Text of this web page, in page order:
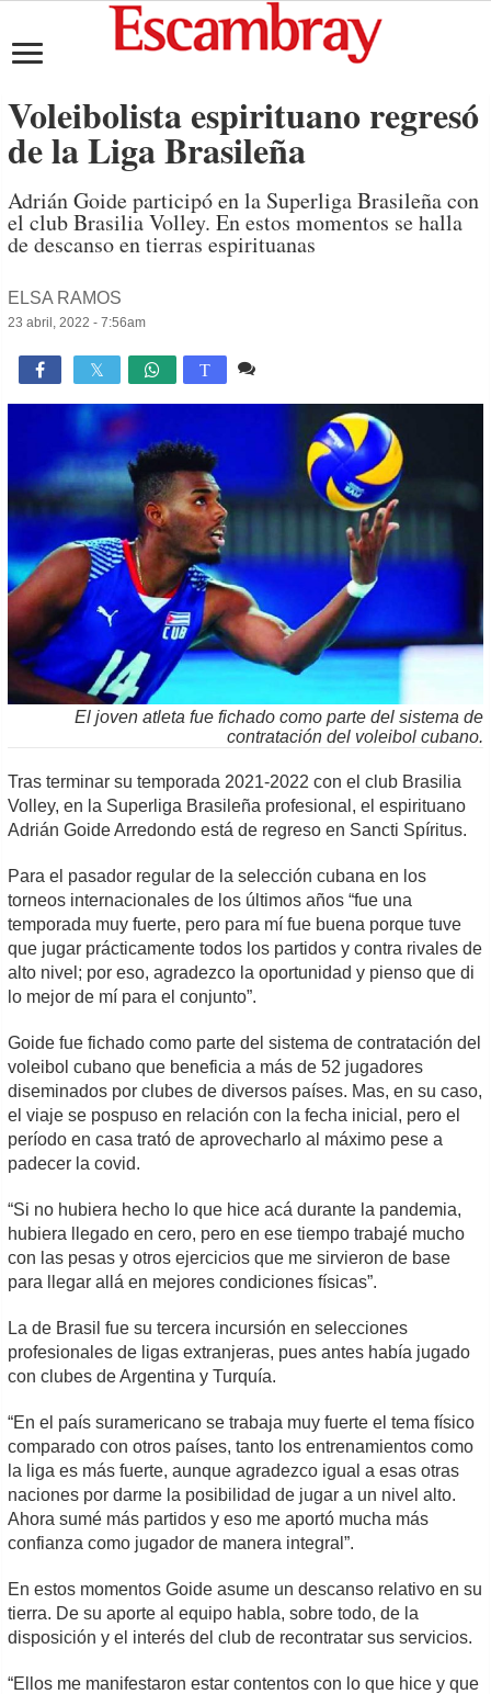
Voleibolista espirituano regresó
de la Liga Brasileña
Adrián Goide participó en la Superliga Brasileña con
el club Brasilia Volley. En estos momentos se halla
de descanso en tierras espirituanas
ELSA RAMOS
23 abril, 2022 - 7:56am
 T
El joven atleta fue fichado como parte del sistema de
contratación del voleibol cubano.
Tras terminar su temporada 2021-2022 con el club Brasilia
Volley, en la Superliga Brasileña profesional, el espirituano
Adrián Goide Arredondo está de regreso en Sancti Spíritus.
Para el pasador regular de la selección cubana en los
torneos internacionales de los últimos años “fue una
temporada muy fuerte, pero para mí fue buena porque tuve
que jugar prácticamente todos los partidos y contra rivales de
alto nivel; por eso, agradezco la oportunidad y pienso que di
lo mejor de mí para el conjunto”.
Goide fue fichado como parte del sistema de contratación del
voleibol cubano que beneficia a más de 52 jugadores
diseminados por clubes de diversos países. Mas, en su caso,
el viaje se pospuso en relación con la fecha inicial, pero el
período en casa trató de aprovecharlo al máximo pese a
padecer la covid.
“Si no hubiera hecho lo que hice acá durante la pandemia,
hubiera llegado en cero, pero en ese tiempo trabajé mucho
con las pesas y otros ejercicios que me sirvieron de base
para llegar allá en mejores condiciones físicas”.
La de Brasil fue su tercera incursión en selecciones
profesionales de ligas extranjeras, pues antes había jugado
con clubes de Argentina y Turquía.
“En el país suramericano se trabaja muy fuerte el tema físico
comparado con otros países, tanto los entrenamientos como
la liga es más fuerte, aunque agradezco igual a esas otras
naciones por darme la posibilidad de jugar a un nivel alto.
Ahora sumé más partidos y eso me aportó mucha más
confianza como jugador de manera integral”.
En estos momentos Goide asume un descanso relativo en su
tierra. De su aporte al equipo habla, sobre todo, de la
disposición y el interés del club de recontratar sus servicios.
“Ellos me manifestaron estar contentos con lo que hice y que